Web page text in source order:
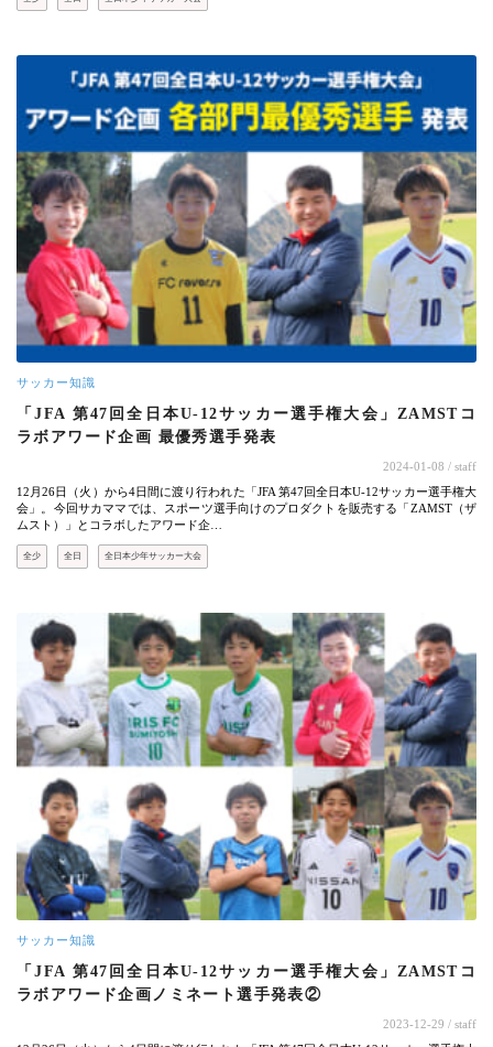
サッカー知識
「JFA 第47回全日本U-12サッカー選手権大会」ZAMSTコ
ラボアワード企画 最優秀選手発表
2024-01-08 / staff
12月26日（火）から4日間に渡り行われた「JFA 第47回全日本U-12サッカー選手権大
会」。今回サカママでは、スポーツ選手向けのプロダクトを販売する「ZAMST（ザ
ムスト）」とコラボしたアワード企…
全少 全日 全日本少年サッカー大会
サッカー知識
「JFA 第47回全日本U-12サッカー選手権大会」ZAMSTコ
ラボアワード企画ノミネート選手発表②
2023-12-29 / staff